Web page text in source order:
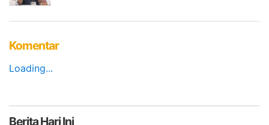
Komentar
Loading...
BeritaHari Ini